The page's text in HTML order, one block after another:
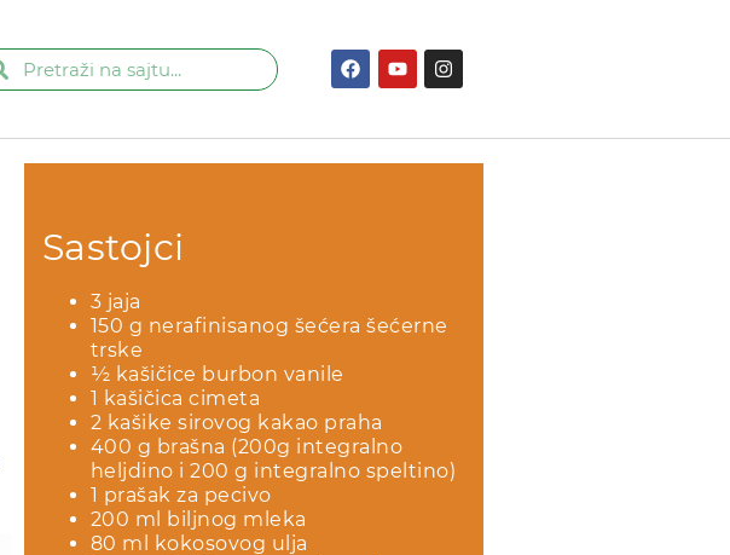
Sastojci
3 jaja
150 g nerafinisanog šećera šećerne
trske
½ kašičice burbon vanile
1 kašičica cimeta
2 kašike sirovog kakao praha
400 g brašna (200g integralno
heljdino i 200 g integralno speltino)
1 prašak za pecivo
200 ml biljnog mleka
80 ml kokosovog ulja